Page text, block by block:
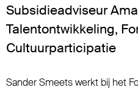
Subsidieadviseur
Talentontwikkeling,
Cultuurparticipatie
Sander Smeets werkt bij het